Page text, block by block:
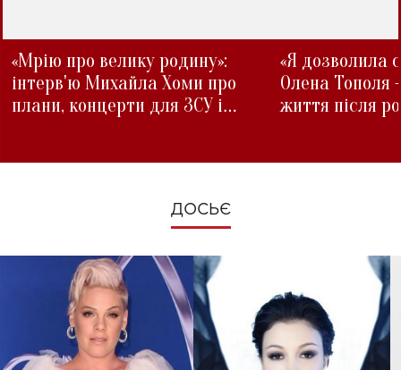
«Мрію про велику родину»:
інтерв'ю Михайла Хоми про
плани, концерти для ЗСУ і
«Я дозволила
Олена Тополя
життя після
ДОСЬЄ